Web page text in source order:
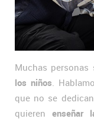
Muchas personas
los niños.
que no se
quieren enseñar